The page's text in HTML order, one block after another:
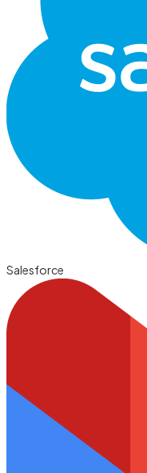
Salesforce